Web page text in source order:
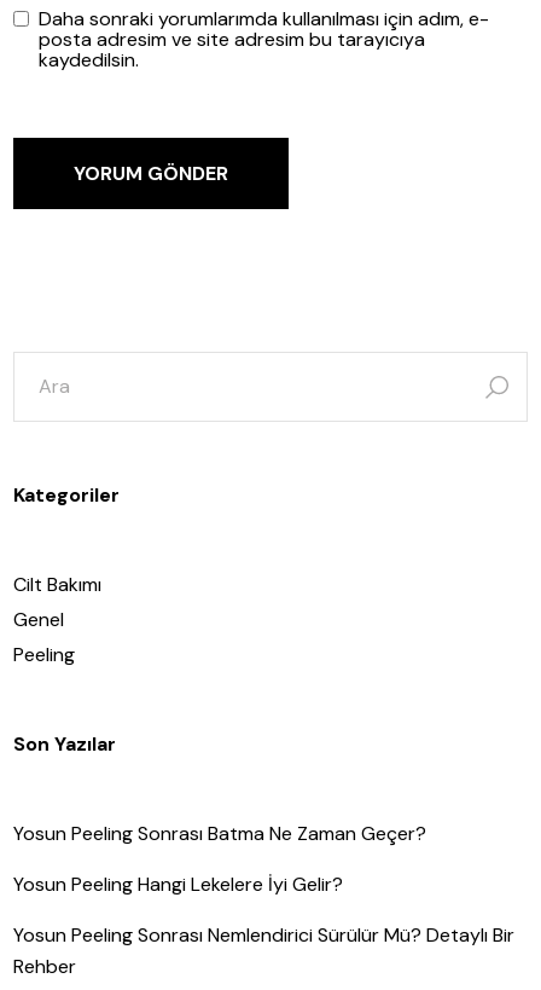
Daha sonraki yorumlarımda kullanılması için adım, e-
posta adresim ve site adresim bu tarayıcıya
kaydedilsin.
YORUM GÖNDER
şunun
için
ara:
Kategoriler
Cilt Bakımı
Genel
Peeling
Son Yazılar
Yosun Peeling Sonrası Batma Ne Zaman Geçer?
Yosun Peeling Hangi Lekelere İyi Gelir?
Yosun Peeling Sonrası Nemlendirici Sürülür Mü? Detaylı Bir
Rehber